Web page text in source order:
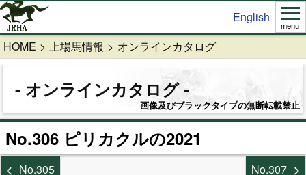
English
menu
HOME 上場馬情報 オンラインカタログ
オンラインカタログ
画像及びブラックタイプの無断転載禁止
No.306 ピリカクルの2021
No.305
No.307